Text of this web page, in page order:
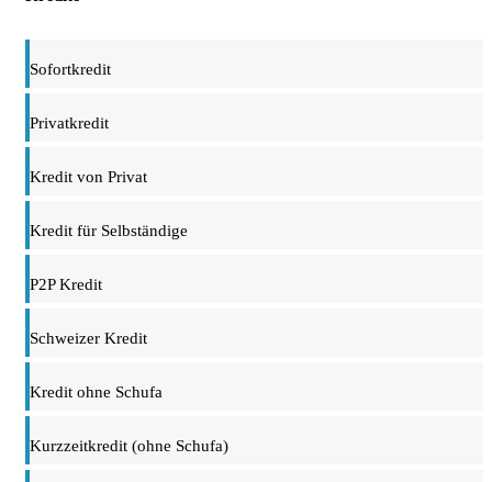
Sofortkredit
Privatkredit
Kredit von Privat
Kredit für Selbständige
P2P Kredit
Schweizer Kredit
Kredit ohne Schufa
Kurzzeitkredit (ohne Schufa)